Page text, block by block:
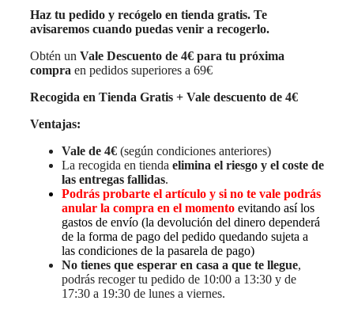
Haz tu pedido y recógelo en tienda gratis. Te
avisaremos cuando puedas venir a recogerlo.
Obtén un Vale Descuento de 4€ para tu próxima
compra en pedidos superiores a 69€
Recogida en Tienda Gratis + Vale descuento de 4€
Ventajas:
Vale de 4€ (según condiciones anteriores)
La recogida en tienda elimina el riesgo y el coste de
las entregas fallidas.
Podrás probarte el artículo y si no te vale podrás
anular la compra en el momento evitando así los
gastos de envío (la devolución del dinero dependerá
de la forma de pago del pedido quedando sujeta a
las condiciones de la pasarela de pago)
No tienes que esperar en casa a que te llegue,
podrás recoger tu pedido de 10:00 a 13:30 y de
17:30 a 19:30 de lunes a viernes.